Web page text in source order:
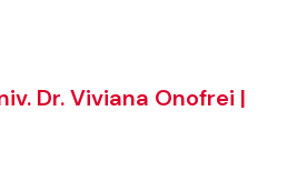
Dr. Viviana Onofrei |